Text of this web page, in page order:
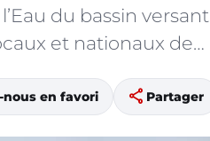
du bassin versant
et nationaux de…
nous en favori share Partager